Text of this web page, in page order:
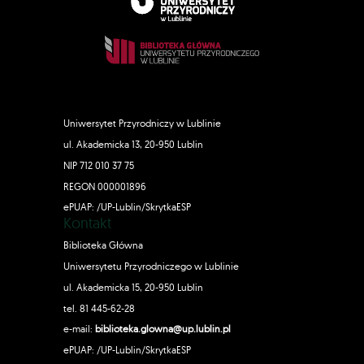
Uniwersytet Przyrodniczy w Lublinie
ul. Akademicka 13, 20-950 Lublin
NIP 712 010 37 75
REGON 000001896
ePUAP: /UP-Lublin/SkrytkaESP
Kontakt
Biblioteka Główna
Uniwersytetu Przyrodniczego w Lublinie
ul. Akademicka 15, 20-950 Lublin
tel. 81 445-62-28
e-mail: biblioteka.glowna@up.lublin.pl
ePUAP: /UP-Lublin/SkrytkaESP